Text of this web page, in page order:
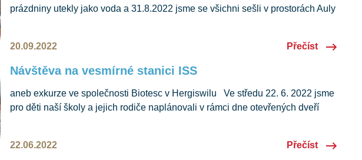
prázdniny utekly jako voda a 31.8.2022 jsme se všichni sešli v prostorách Auly
ukázali nové webové stránky školy,…
20.09.2022 Přečíst
Návštěva na vesmírné stanici ISS
aneb exkurze ve společnosti Biotesc v Hergiswilu Ve středu 22. 6. 2022 jsme
pro děti naší školy a jejich rodiče naplánovali v rámci dne otevřených dveří
Společnost Biotesc se zabývá biologickým výzkumem a spolupracuje…
22.06.2022 Přečíst